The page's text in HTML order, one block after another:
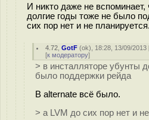
И никто даже не
долгие годы тоже не было
сих пор нет и не планируется.
4.72 ,GotF (ok), 18:28, 13/09/2013
[к модератору]
> в инсталляторе убунты
было поддержки рейда
В alternate всё было.
> а LVM до сих пор нет и